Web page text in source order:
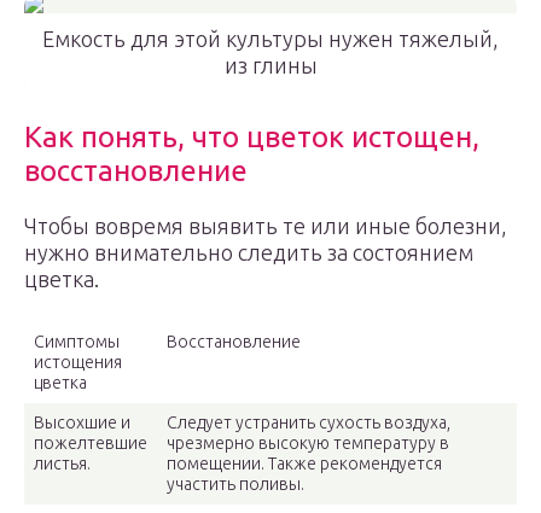
Емкость для этой культуры нужен тяжелый,
из глины
Как понять, что цветок истощен,
восстановление
Чтобы вовремя выявить те или иные болезни,
нужно внимательно следить за состоянием
цветка.
Симптомы
истощения
цветка
Восстановление
Высохшие и
пожелтевшие
листья.
Следует устранить сухость воздуха,
чрезмерно высокую температуру в
помещении. Также рекомендуется
участить поливы.